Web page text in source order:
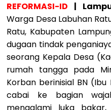
REFORMASI-ID |
Warga Desa Labuhan
Ratu, Kabupaten
dugaan tindak
seorang Kepala Desa
rumah tangga pada
Korban berinisial BN
cabai ke bagian